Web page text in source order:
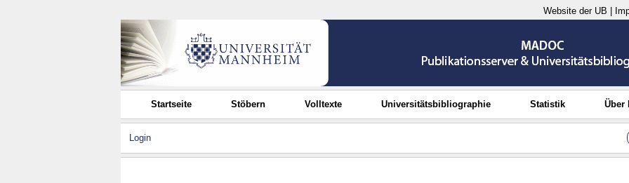
Website der UB
Startseite Stöbern Volltexte Universitätsbibliographie Statistik Über
Login